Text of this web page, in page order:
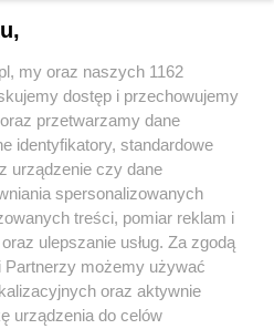
fot:
To Żebrownia.
regulamin korzystania z portali
Skontakuj sięz nami
Kontakt
my oraz naszych 1162
dostęp i przechowujemy
przetwarzamy dane
identyfikatory, standardowe
urządzenie czy dane
spersonalizowanych
treści, pomiar reklam i
ulepszanie usług. Za zgodą
możemy używać
oraz aktywnie
urządzenia do celów